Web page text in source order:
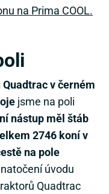
v černém
jsme na poli
nástup měl štáb
2746 koní v
na pole
úvodu
Quadtrac